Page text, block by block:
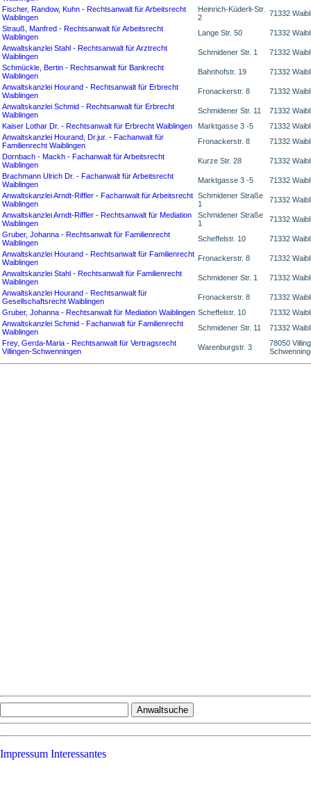
Fischer, Randow, Kuhn - Rechtsanwalt für Arbeitsrecht
Waiblingen
Heinrich-Küderli-Str.
2
71332
Strauß, Manfred - Rechtsanwalt für Arbeitsrecht
Waiblingen
Lange Str. 50
71332
Anwaltskanzlei Stahl - Rechtsanwalt für Arztrecht
Waiblingen
Schmidener Str. 1
71332
Schmückle, Bertin - Rechtsanwalt für Bankrecht
Waiblingen
Bahnhofstr. 19
71332
Anwaltskanzlei Hourand - Rechtsanwalt für Erbrecht
Waiblingen
Fronackerstr. 8
71332
Anwaltskanzlei Schmid - Rechtsanwalt für Erbrecht
Waiblingen
Schmidener Str. 11
71332
Kaiser Lothar Dr. - Rechtsanwalt für Erbrecht Waiblingen
Marktgasse 3 -5
71332
Anwaltskanzlei Hourand, Dr.jur. - Fachanwalt für
Familienrecht Waiblingen
Fronackerstr. 8
71332
Dornbach - Mackh - Fachanwalt für Arbeitsrecht
Waiblingen
Kurze Str. 28
71332
Brachmann Ulrich Dr. - Fachanwalt für Arbeitsrecht
Waiblingen
Marktgasse 3 -5
71332
Anwaltskanzlei Arndt-Riffler - Fachanwalt für Arbeitsrecht
Waiblingen
Schmidener Straße
1
71332
Anwaltskanzlei Arndt-Riffler - Rechtsanwalt für Mediation
Waiblingen
Schmidener Straße
1
71332
Gruber, Johanna - Rechtsanwalt für Familienrecht
Waiblingen
Scheffelstr. 10
71332
Anwaltskanzlei Hourand - Rechtsanwalt für Familienrecht
Waiblingen
Fronackerstr. 8
71332
Anwaltskanzlei Stahl - Rechtsanwalt für Familienrecht
Waiblingen
Schmidener Str. 1
71332
Anwaltskanzlei Hourand - Rechtsanwalt für
Gesellschaftsrecht Waiblingen
Fronackerstr. 8
71332
Gruber, Johanna - Rechtsanwalt für Mediation Waiblingen Scheffelstr. 10
71332
Anwaltskanzlei Schmid - Fachanwalt für Familienrecht
Waiblingen
Schmidener Str. 11
71332
Frey, Gerda-Maria - Rechtsanwalt für Vertragsrecht
Villingen-Schwenningen
Warenburgstr. 3
78050
Impressum Interessantes